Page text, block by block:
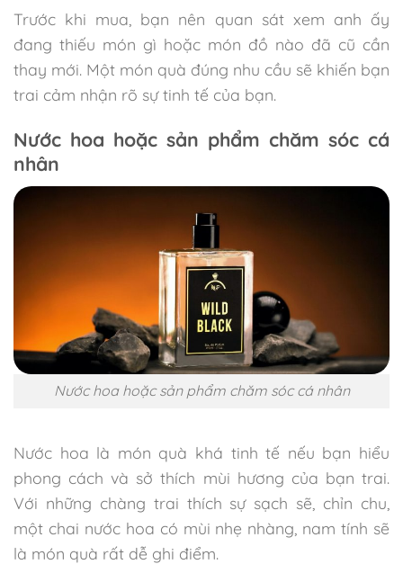
Trước khi mua, bạn nên quan sát xem anh ấy
đang thiếu món gì hoặc món đồ nào đã cũ cần
thay mới. Một món quà đúng nhu cầu sẽ khiến bạn
trai cảm nhận rõ sự tinh tế của bạn.
Nước hoa hoặc sản phẩm chăm sóc cá
nhân
Nước hoa hoặc sản phẩm chăm sóc cá nhân
Nước hoa là món quà khá tinh tế nếu bạn hiểu
phong cách và sở thích mùi hương của bạn trai.
Với những chàng trai thích sự sạch sẽ, chỉn chu,
một chai nước hoa có mùi nhẹ nhàng, nam tính sẽ
là món quà rất dễ ghi điểm.